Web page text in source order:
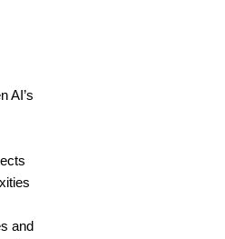
AI’s
and